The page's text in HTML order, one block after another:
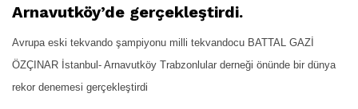
Arnavutköy’de gerçekleştirdi.
Avrupa eski tekvando şampiyonu milli tekvandocu BATTAL GAZİ
ÖZÇINAR İstanbul- Arnavutköy Trabzonlular derneği önünde bir dünya
rekor denemesi gerçekleştirdi